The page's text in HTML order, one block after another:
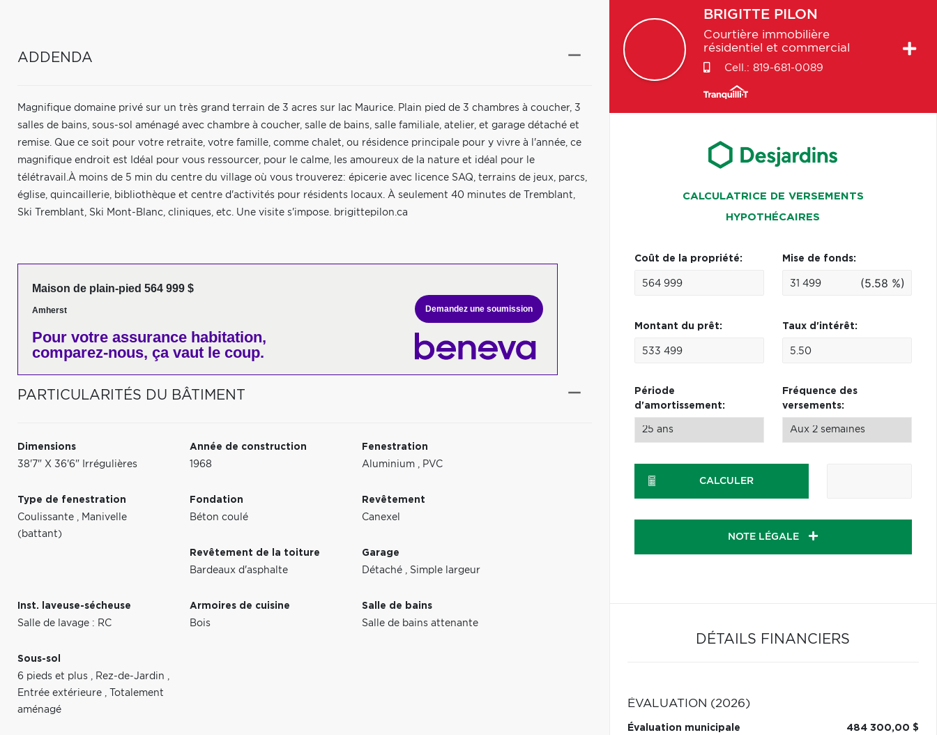
ADDENDA
Magnifique domaine privé sur un très grand terrain de 3 acres sur lac Maurice. Plain pied de 3 chambres à coucher, 3
salles de bains, sous-sol aménagé avec chambre à coucher, salle de bains, salle familiale, atelier, et garage détaché et
remise. Que ce soit pour votre retraite, votre famille, comme chalet, ou résidence principale pour y vivre à l'année, ce
magnifique endroit est Idéal pour vous ressourcer, pour le calme, les amoureux de la nature et idéal pour le
télétravail.À moins de 5 min du centre du village où vous trouverez: épicerie avec licence SAQ, terrains de jeux, parcs,
église, quincaillerie, bibliothèque et centre d'activités pour résidents locaux. À seulement 40 minutes de Tremblant,
Ski Tremblant, Ski Mont-Blanc, cliniques, etc. Une visite s'impose. brigittepilon.ca
Maison de plain-pied 564 999 $
Amherst
Pour votre assurance habitation,
comparez-nous, ça vaut le coup.
Demandez une soumission
PARTICULARITÉS DU BÂTIMENT
Dimensions
38'7" X 36'6" Irrégulières
Année de construction
1968
Fenestration
Aluminium , PVC
Type de fenestration
Coulissante , Manivelle
(battant)
Fondation
Béton coulé
Revêtement
Canexel
Revêtement de la toiture
Bardeaux d'asphalte
Garage
Détaché , Simple largeur
Inst. laveuse-sécheuse
Salle de lavage : RC
Armoires de cuisine
Bois
Salle de bains
Salle de bains attenante
Sous-sol
6 pieds et plus , Rez-de-Jardin ,
Entrée extérieure ,
Totalement
aménagé
BRIGITTE PILON
Courtière immobilière
résidentiel et commercial
Cell.: 819-681-0089
CALCULATRICE DE VERSEMENTS
HYPOTHÉCAIRES
Coût de la propriété: Mise de fonds:
(5.58 %)
Montant du prêt: Taux d'intérêt:
Période
d'amortissement:
Fréquence des
versements:
CALCULER
NOTE LÉGALE
DÉTAILS FINANCIERS
ÉVALUATION (2026)
Évaluation municipale 484 300,00 $